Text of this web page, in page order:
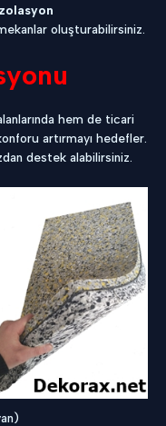
oluşturabilirsiniz.
hem de ticari
artırmayı hedefler.
destek alabilirsiniz.